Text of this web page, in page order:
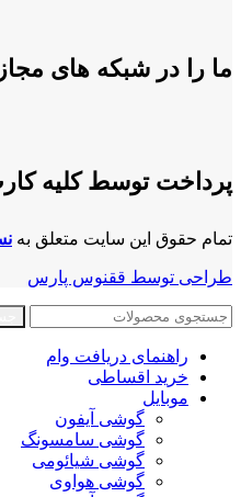
ما را در شبکه های
پرداخت توسط کلیه
تمام حقوق این سایت متعلق به
طراحی توسط ققنوس پارس
راهنمای دریافت وام
خرید اقساطی
موبایل
گوشی آیفون
گوشی سامسونگ
گوشی شیائومی
گوشی هواوی